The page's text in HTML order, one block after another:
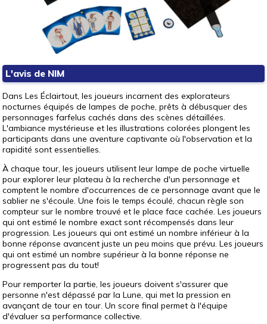
L'avis de NIM
Dans Les Éclairtout, les joueurs incarnent des explorateurs
nocturnes équipés de lampes de poche, prêts à débusquer des
personnages farfelus cachés dans des scènes détaillées.
L'ambiance mystérieuse et les illustrations colorées plongent les
participants dans une aventure captivante où l'observation et la
rapidité sont essentielles.
À chaque tour, les joueurs utilisent leur lampe de poche virtuelle
pour explorer leur plateau à la recherche d'un personnage et
comptent le nombre d'occurrences de ce personnage avant que le
sablier ne s'écoule. Une fois le temps écoulé, chacun règle son
compteur sur le nombre trouvé et le place face cachée. Les joueurs
qui ont estimé le nombre exact sont récompensés dans leur
progression. Les joueurs qui ont estimé un nombre inférieur à la
bonne réponse avancent juste un peu moins que prévu. Les joueurs
qui ont estimé un nombre supérieur à la bonne réponse ne
progressent pas du tout!
Pour remporter la partie, les joueurs doivent s'assurer que
personne n'est dépassé par la Lune, qui met la pression en
avançant de tour en tour. Un score final permet à l'équipe
d'évaluer sa performance collective.